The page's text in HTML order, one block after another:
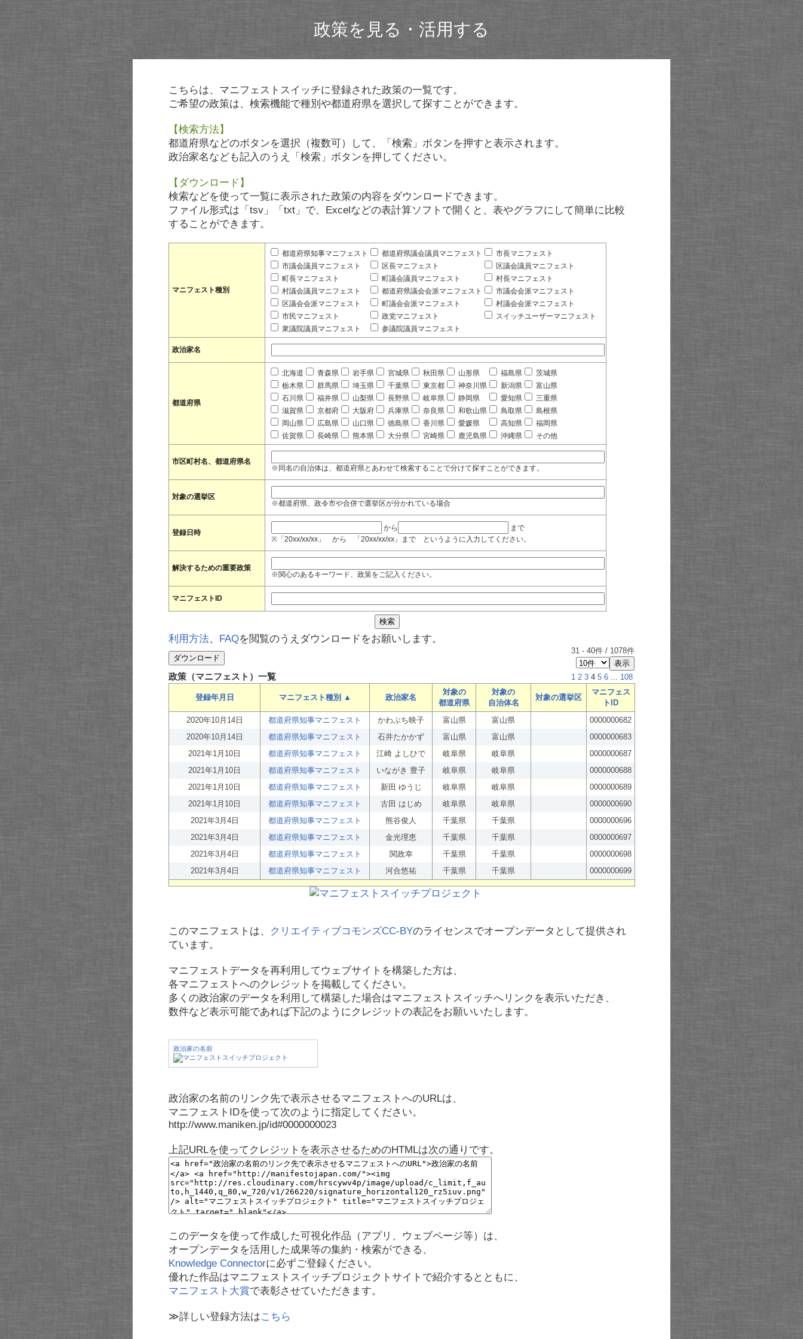
政策を見る・活用する
こちらは、マニフェストスイッチに登録された政策の一覧です。
ご希望の政策は、検索機能で種別や都道府県を選択して探すことができます。
【検索方法】
都道府県などのボタンを選択（複数可）して、「検索」ボタンを押すと表示されます。
政治家名なども記入のうえ「検索」ボタンを押してください。
【ダウンロード】
検索などを使って一覧に表示された政策の内容をダウンロードできます。
ファイル形式は「tsv」「txt」で、Excelなどの表計算ソフトで開くと、表やグラフにして簡単に比較
することができます。
マニフェスト種別
都道府県知事マニフェスト 都道府県議会議員マニフェスト
市長マニフェスト
市議会議員マニフェスト
区長マニフェスト
区議会議員マニフェスト
町長マニフェスト
町議会議員マニフェスト
村長マニフェスト
村議会議員マニフェスト
都道府県議会会派マニフェスト
市議会会派マニフェスト
区議会会派マニフェスト
町議会会派マニフェスト
村議会会派マニフェスト
市民マニフェスト
政党マニフェスト
スイッチユーザーマニフェスト
衆議院議員マニフェスト
参議院議員マニフェスト
政治家名
都道府県
北海道 青森県 岩手県 宮城県 秋田県 山形県 福島県
茨城県
栃木県
群馬県 埼玉県 千葉県 東京都 神奈川県 新潟県
富山県
石川県
福井県 山梨県 長野県 岐阜県 静岡県 愛知県
三重県
滋賀県
京都府 大阪府 兵庫県 奈良県 和歌山県 鳥取県
島根県
岡山県
広島県 山口県 徳島県 香川県 愛媛県 高知県
福岡県
佐賀県
長崎県 熊本県 大分県 宮崎県 鹿児島県 沖縄県 その他
市区町村名、都道府県名
※同名の自治体は、都道府県とあわせて検索することで分けて探すことができます。
対象の選挙区
※都道府県、政令市や合併で選挙区が分かれている場合
登録日時
から
まで
※「20xx/xx/xx」 から 「20xx/xx/xx」まで というように入力してください。
解決するための重要政策
※関心のあるキーワード、政策をご記入ください。
マニフェストID
利用方法、 FAQを閲覧のうえダウンロードをお願いします。
31 - 40件 / 1078件
政策（マニフェスト）一覧 1 2 3 4 5 6 ... 108
登録年月日 マニフェスト種別 ▲ 政治家名
対象の
都道府県
対象の
自治体名
対象の選挙区
マニフェス
トID
2020年10月14日
都道府県知事マニフェスト かわぶち映子 富山県 富山県
0000000682
2020年10月14日
都道府県知事マニフェスト 石井たかかず 富山県 富山県
0000000683
2021年1月10日
都道府県知事マニフェスト 江崎 よしひで 岐阜県 岐阜県
0000000687
2021年1月10日
都道府県知事マニフェスト いながき 豊子 岐阜県 岐阜県
0000000688
2021年1月10日
都道府県知事マニフェスト 新田 ゆうじ 岐阜県 岐阜県
0000000689
2021年1月10日
都道府県知事マニフェスト 古田 はじめ 岐阜県 岐阜県
0000000690
2021年3月4日
都道府県知事マニフェスト 熊谷俊人 千葉県 千葉県
0000000696
2021年3月4日
都道府県知事マニフェスト 金光理恵 千葉県 千葉県
0000000697
2021年3月4日
都道府県知事マニフェスト 関政幸 千葉県 千葉県
0000000698
2021年3月4日
都道府県知事マニフェスト 河合悠祐 千葉県 千葉県 0000000699
このマニフェストは、 クリエイティブコモンズCC-BYのライセンスでオープンデータとして提供され
ています。
マニフェストデータを再利用してウェブサイトを構築した方は、
各マニフェストへのクレジットを掲載してください。
多くの政治家のデータを利用して構築した場合はマニフェストスイッチへリンクを表示いただき、
数件など表示可能であれば下記のようにクレジットの表記をお願いいたします。
政治家の名前
政治家の名前のリンク先で表示させるマニフェストへのURLは、
マニフェストIDを使って次のように指定してください。
http://www.maniken.jp/id#0000000023
上記URLを使ってクレジットを表示させるためのHTMLは次の通りです。
このデータを使って作成した可視化作品（アプリ、ウェブページ等）は、
オープンデータを活用した成果等の集約・検索ができる、
Knowledge Connectorに必ずご登録ください。
優れた作品はマニフェストスイッチプロジェクトサイトで紹介するとともに、
マニフェスト大賞で表彰させていただきます。
≫詳しい登録方法はこちら